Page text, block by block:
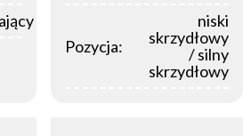
Pozycja:
niski
skrzydłowy
/ silny
skrzydłowy